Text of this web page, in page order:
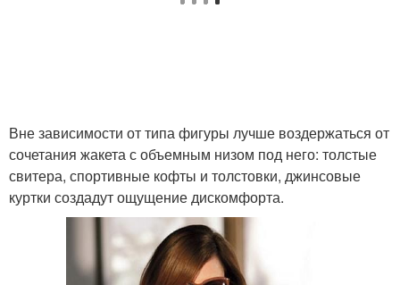
Вне зависимости от типа фигуры лучше воздержаться от
сочетания жакета с объемным низом под него: толстые
свитера, спортивные кофты и толстовки, джинсовые
куртки создадут ощущение дискомфорта.